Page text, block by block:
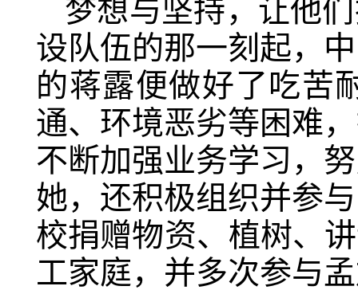
梦想与坚持，让他
设队伍的那一刻起，
的蒋露便做好了吃苦
通、环境恶劣等困难
不断加强业务学习，
她，还积极组织并参
校捐赠物资、植树、
工家庭，并多次参与